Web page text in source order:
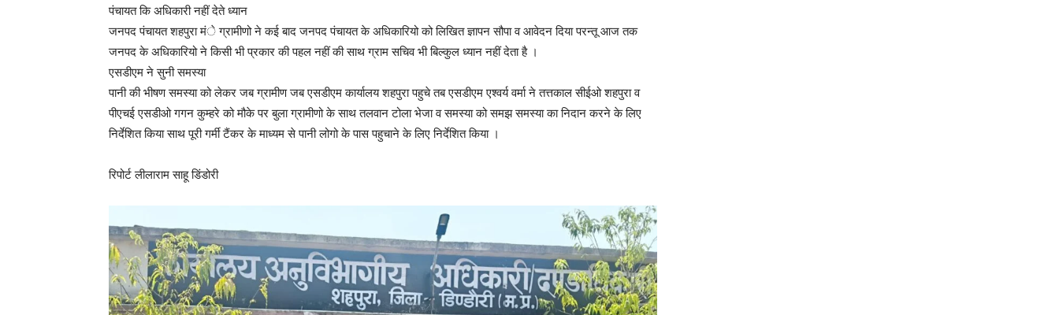
पंचायत कि अधिकारी नहीं देते ध्यान
जनपद पंचायत शहपुरा मंे ग्रामीणो ने कई बाद जनपद पंचायत के अधिकारियो को लिखित ज्ञापन सौपा व आवेदन दिया परन्तू आज तक
जनपद के अधिकारियो ने किसी भी प्रकार की पहल नहीं की साथ ग्राम सचिव भी बिल्कुल ध्यान नहीं देता है ।
एसडीएम ने सुनी समस्या
पानी की भीषण समस्या को लेकर जब ग्रामीण जब एसडीएम कार्यालय शहपुरा पहुचे तब एसडीएम एश्वर्य वर्मा ने तत्तकाल सीईओ शहपुरा व
पीएचई एसडीओ गगन कुम्हरे को मौके पर बुला ग्रामीणो के साथ तलवान टोला भेजा व समस्या को समझ समस्या का निदान करने के लिए
निर्देशित किया साथ पूरी गर्मी टैंकर के माध्यम से पानी लोगो के पास पहुचाने के लिए निर्देशित किया ।
रिपोर्ट लीलाराम साहू डिंडोरी